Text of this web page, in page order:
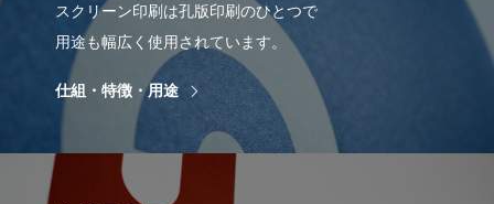
スクリーン印刷は孔版印刷のひとつで
用途も幅広く使用されています。
仕組・特徴・用途